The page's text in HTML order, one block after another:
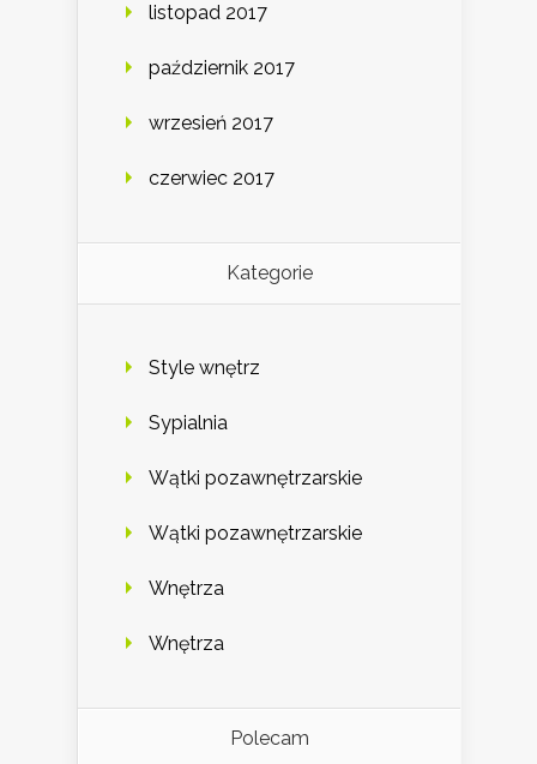
listopad 2017
październik 2017
wrzesień 2017
czerwiec 2017
Kategorie
Style wnętrz
Sypialnia
Wątki pozawnętrzarskie
Wątki pozawnętrzarskie
Wnętrza
Wnętrza
Polecam